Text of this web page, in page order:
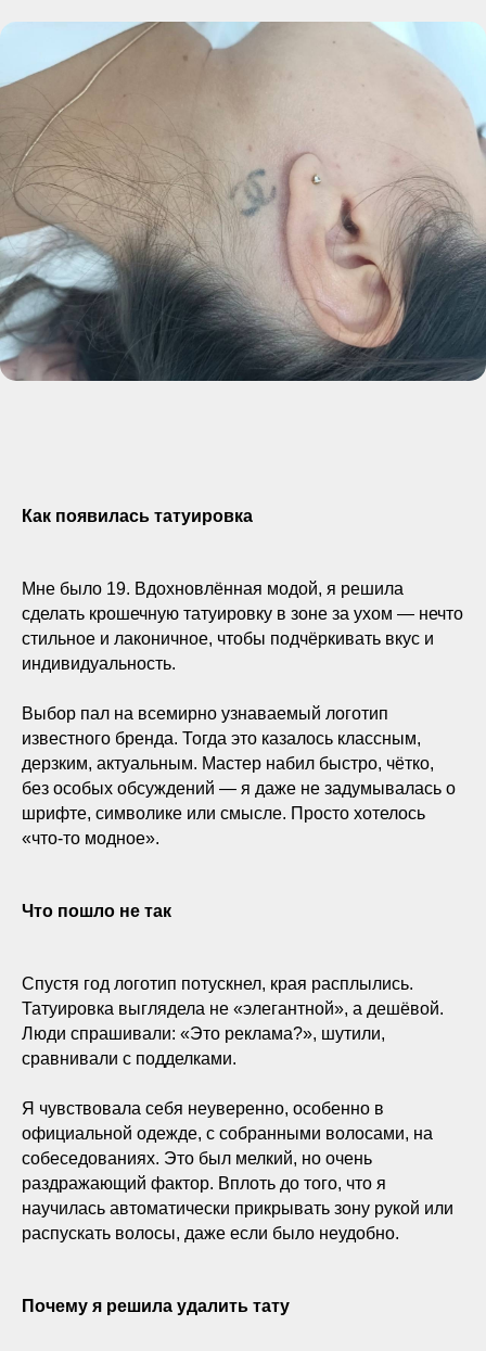
Как появилась татуировка
Мне было 19. Вдохновлённая модой, я решила
сделать крошечную татуировку в зоне за ухом — нечто
стильное и лаконичное, чтобы подчёркивать вкус и
индивидуальность.
Выбор пал на всемирно узнаваемый логотип
известного бренда. Тогда это казалось классным,
дерзким, актуальным. Мастер набил быстро, чётко,
без особых обсуждений — я даже не задумывалась о
шрифте, символике или смысле. Просто хотелось
«что-то модное».
Что пошло не так
Спустя год логотип потускнел, края расплылись.
Татуировка выглядела не «элегантной», а дешёвой.
Люди спрашивали: «Это реклама?», шутили,
сравнивали с подделками.
Я чувствовала себя неуверенно, особенно в
официальной одежде, с собранными волосами, на
собеседованиях. Это был мелкий, но очень
раздражающий фактор. Вплоть до того, что я
научилась автоматически прикрывать зону рукой или
распускать волосы, даже если было неудобно.
Почему я решила удалить тату